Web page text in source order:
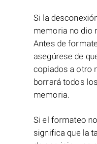
Si la
memoria no dio
Antes de
asegúrese de
copiados a otro
borrará todos
memoria.
Si el formateo
significa que la